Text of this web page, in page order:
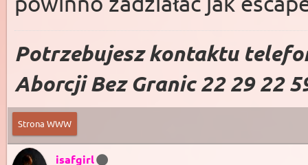
Potrzebujesz kontaktu
Aborcji Bez Granic 22 29 22
Strona WWW
isafgirl